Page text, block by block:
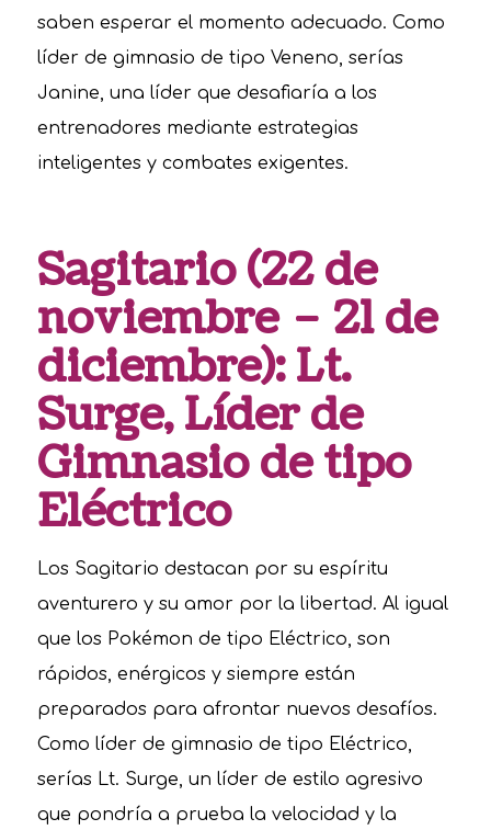
saben esperar el momento adecuado. Como
líder de gimnasio de tipo Veneno, serías
Janine, una líder que desafiaría a los
entrenadores mediante estrategias
inteligentes y combates exigentes.
Sagitario (22 de
noviembre – 21 de
diciembre): Lt.
Surge, Líder de
Gimnasio de tipo
Eléctrico
Los Sagitario destacan por su espíritu
aventurero y su amor por la libertad. Al igual
que los Pokémon de tipo Eléctrico, son
rápidos, enérgicos y siempre están
preparados para afrontar nuevos desafíos.
Como líder de gimnasio de tipo Eléctrico,
serías Lt. Surge, un líder de estilo agresivo
que pondría a prueba la velocidad y la